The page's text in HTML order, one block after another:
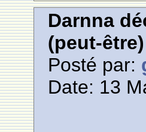
Darnna
(peut-
Posté par:
Date: 13